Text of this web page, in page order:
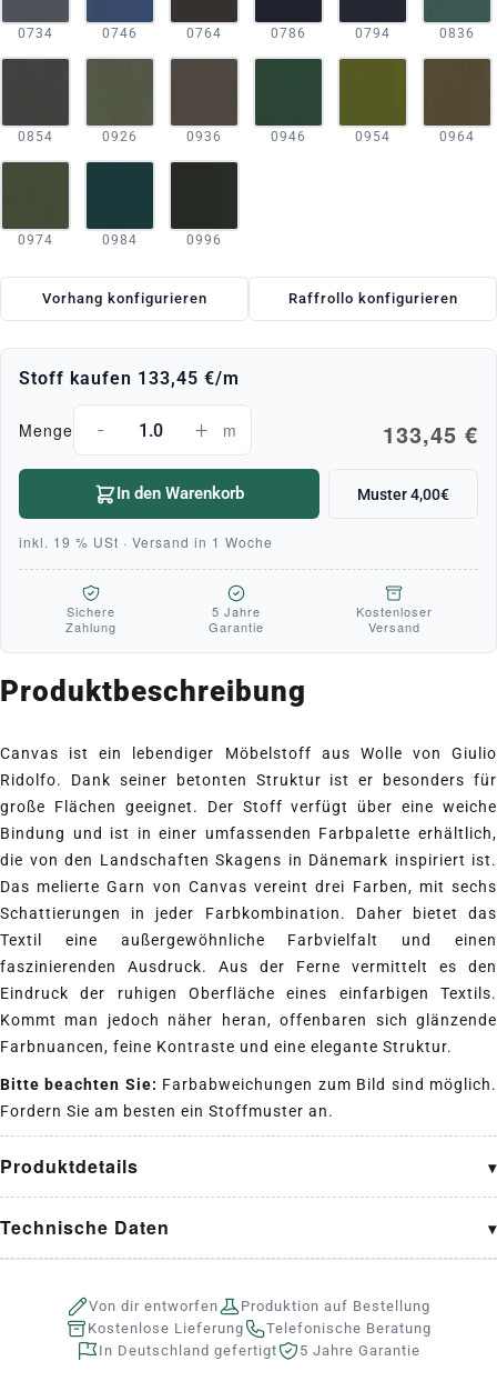
0734 0746 0764 0786 0794 0836
0854 0926 0936 0946 0954 0964
0974 0984 0996
Vorhang konfigurieren Raffrollo konfigurieren
Stoff kaufen 133,45 €/m
Menge - + m 133,45 €
In den Warenkorb Muster 4,00€
inkl. 19 % USt · Versand in 1 Woche
Sichere
Zahlung
5 Jahre
Garantie
Kostenloser
Versand
Produktbeschreibung
Canvas ist ein lebendiger Möbelstoff aus Wolle von Giulio
Ridolfo. Dank seiner betonten Struktur ist er besonders für
große Flächen geeignet. Der Stoff verfügt über eine weiche
Bindung und ist in einer umfassenden Farbpalette erhältlich,
die von den Landschaften Skagens in Dänemark inspiriert ist.
Das melierte Garn von Canvas vereint drei Farben, mit sechs
Schattierungen in jeder Farbkombination. Daher bietet das
Textil eine außergewöhnliche Farbvielfalt und einen
faszinierenden Ausdruck. Aus der Ferne vermittelt es den
Eindruck der ruhigen Oberfläche eines einfarbigen Textils.
Kommt man jedoch näher heran, offenbaren sich glänzende
Farbnuancen, feine Kontraste und eine elegante Struktur.
Bitte beachten Sie: Farbabweichungen zum Bild sind möglich.
Fordern Sie am besten ein Stoffmuster an.
Produktdetails
Technische Daten
Von dir entworfen
Produktion auf Bestellung
Kostenlose Lieferung
Telefonische Beratung
In Deutschland gefertigt
5 Jahre Garantie